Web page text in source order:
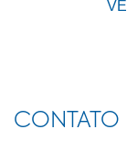
CONTATO